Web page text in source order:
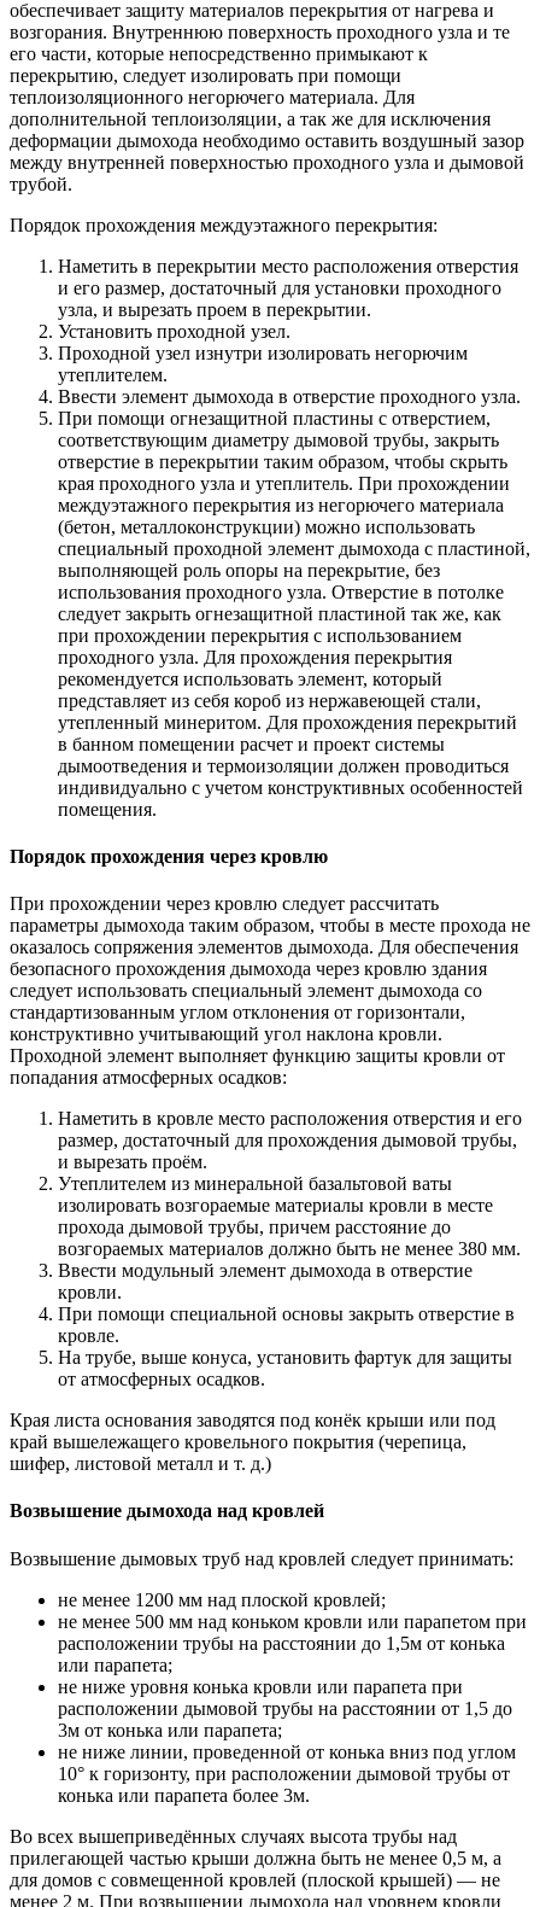
обеспечивает защиту материалов перекрытия от нагрева и
возгорания. Внутреннюю поверхность проходного узла и те
его части, которые непосредственно примыкают к
перекрытию, следует изолировать при помощи
теплоизоляционного негорючего материала. Для
дополнительной теплоизоляции, а так же для исключения
деформации дымохода необходимо оставить воздушный зазор
между внутренней поверхностью проходного узла и дымовой
трубой.
Порядок прохождения междуэтажного перекрытия:
Наметить в перекрытии место расположения отверстия
и его размер, достаточный для установки проходного
узла, и вырезать проем в перекрытии.
Установить проходной узел.
Проходной узел изнутри изолировать негорючим
утеплителем.
Ввести элемент дымохода в отверстие проходного узла.
При помощи огнезащитной пластины с отверстием,
соответствующим диаметру дымовой трубы, закрыть
отверстие в перекрытии таким образом, чтобы скрыть
края проходного узла и утеплитель. При прохождении
междуэтажного перекрытия из негорючего материала
(бетон, металлоконструкции) можно использовать
специальный проходной элемент дымохода с пластиной,
выполняющей роль опоры на перекрытие, без
использования проходного узла. Отверстие в потолке
следует закрыть огнезащитной пластиной так же, как
при прохождении перекрытия с использованием
проходного узла. Для прохождения перекрытия
рекомендуется использовать элемент, который
представляет из себя короб из нержавеющей стали,
утепленный минеритом. Для прохождения перекрытий
в банном помещении расчет и проект системы
дымоотведения и термоизоляции должен проводиться
индивидуально с учетом конструктивных особенностей
помещения.
Порядок прохождения через кровлю
При прохождении через кровлю следует рассчитать
параметры дымохода таким образом, чтобы в месте прохода не
оказалось сопряжения элементов дымохода. Для обеспечения
безопасного прохождения дымохода через кровлю здания
следует использовать специальный элемент дымохода со
стандартизованным углом отклонения от горизонтали,
конструктивно учитывающий угол наклона кровли.
Проходной элемент выполняет функцию защиты кровли от
попадания атмосферных осадков:
Наметить в кровле место расположения отверстия и его
размер, достаточный для прохождения дымовой трубы,
и вырезать проём.
Утеплителем из минеральной базальтовой ваты
изолировать возгораемые материалы кровли в месте
прохода дымовой трубы, причем расстояние до
возгораемых материалов должно быть не менее 380 мм.
Ввести модульный элемент дымохода в отверстие
кровли.
При помощи специальной основы закрыть отверстие в
кровле.
На трубе, выше конуса, установить фартук для защиты
от атмосферных осадков.
Края листа основания заводятся под конёк крыши или под
край вышележащего кровельного покрытия (черепица,
шифер, листовой металл и т. д.)
Возвышение дымохода над кровлей
Возвышение дымовых труб над кровлей следует принимать:
не менее 1200 мм над плоской кровлей;
не менее 500 мм над коньком кровли или парапетом при
расположении трубы на расстоянии до 1,5м от конька
или парапета;
не ниже уровня конька кровли или парапета при
расположении дымовой трубы на расстоянии от 1,5 до
3м от конька или парапета;
не ниже линии, проведенной от конька вниз под углом
10° к горизонту, при расположении дымовой трубы от
конька или парапета более 3м.
Во всех вышеприведённых случаях высота трубы над
прилегающей частью крыши должна быть не менее 0,5 м, а
для домов с совмещенной кровлей (плоской крышей) — не
менее 2 м. При возвышении дымохода над уровнем кровли